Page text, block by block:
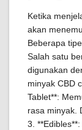
Ketika
akan
Beberapa
Salah satu
digunakan
minyak CBD
Tablet**:
rasa minyak.
3.